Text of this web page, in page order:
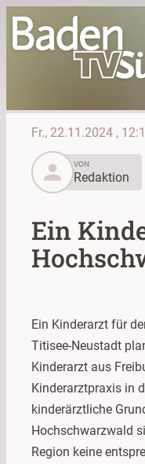
Fr., 22.11.2024 ,
person
VON
Redaktion
Ein
Ein Kinderarzt für
Titisee-Neustadt
Kinderarzt aus
Kinderarztpraxis in
kinderärztliche
Hochschwarzwald
Region keine